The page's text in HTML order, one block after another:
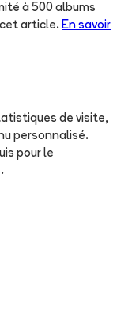
à 500 albums
cet article. En savoir
de visite,
personnalisé.
pour le